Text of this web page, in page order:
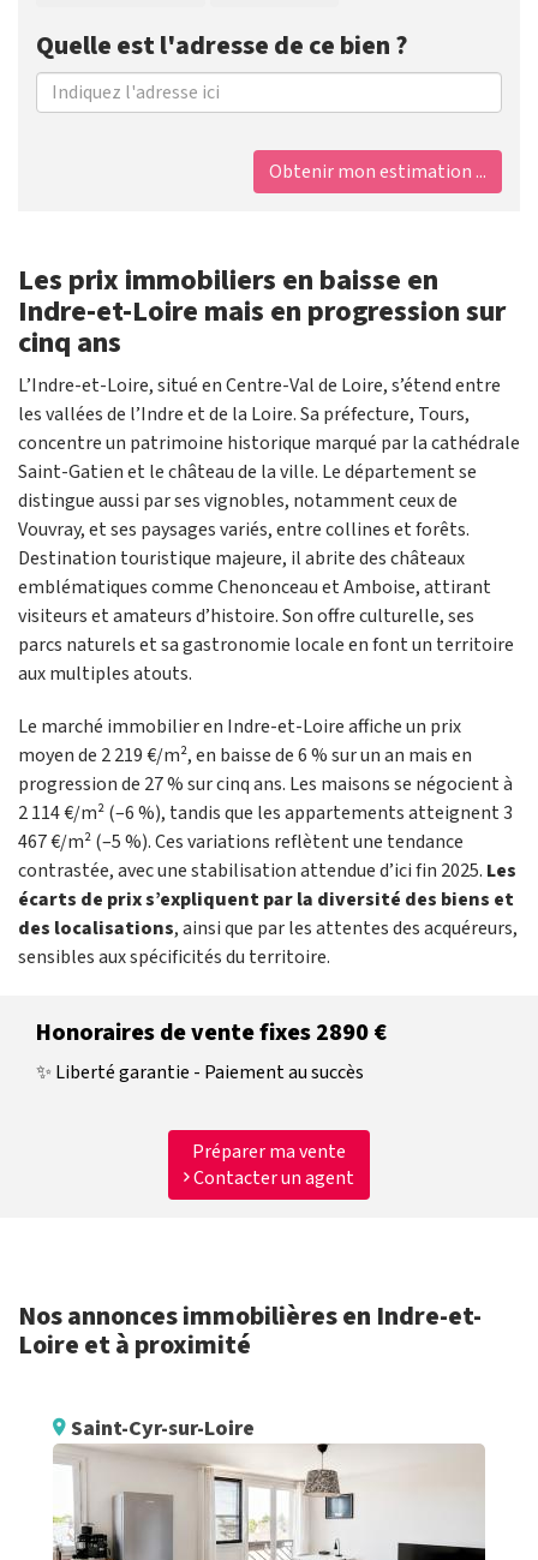
Quelle est l'adresse de ce bien ?
Obtenir mon estimation ...
Les prix immobiliers en baisse en
Indre-et-Loire mais en progression sur
cinq ans
L’Indre-et-Loire, situé en Centre-Val de Loire, s’étend entre
les vallées de l’Indre et de la Loire. Sa préfecture, Tours,
concentre un patrimoine historique marqué par la cathédrale
Saint-Gatien et le château de la ville. Le département se
distingue aussi par ses vignobles, notamment ceux de
Vouvray, et ses paysages variés, entre collines et forêts.
Destination touristique majeure, il abrite des châteaux
emblématiques comme Chenonceau et Amboise, attirant
visiteurs et amateurs d’histoire. Son offre culturelle, ses
parcs naturels et sa gastronomie locale en font un territoire
aux multiples atouts.
Le marché immobilier en Indre-et-Loire affiche un prix
moyen de 2 219 €/m², en baisse de 6 % sur un an mais en
progression de 27 % sur cinq ans. Les maisons se négocient à
2 114 €/m² (–6 %), tandis que les appartements atteignent 3
467 €/m² (–5 %). Ces variations reflètent une tendance
contrastée, avec une stabilisation attendue d’ici fin 2025. Les
écarts de prix s’expliquent par la diversité des biens et
des localisations, ainsi que par les attentes des acquéreurs,
sensibles aux spécificités du territoire.
Honoraires de vente fixes 2890 €
✨ Liberté garantie - Paiement au succès
Préparer ma vente
Contacter un agent
Nos annonces immobilières en Indre-et-
Loire et à proximité
Saint-Cyr-sur-Loire